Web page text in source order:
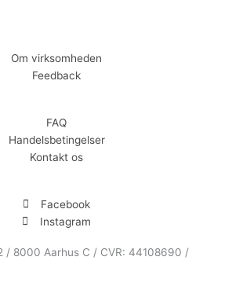
Om virksomheden
Feedback
FAQ
Handelsbetingelser
Kontakt os
Facebook
Instagram
/ 8000 Aarhus C / CVR: 44108690 /